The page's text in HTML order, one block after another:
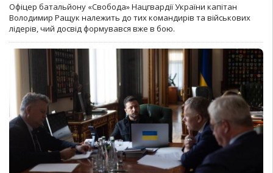
Офіцер батальйону «Свобода» Нацгвардії України капітан
Володимир Ращук належить до тих командирів та військових
лідерів, чий досвід формувався вже в бою.